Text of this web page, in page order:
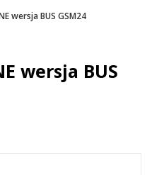
wersja BUS GSM24
wersja BUS